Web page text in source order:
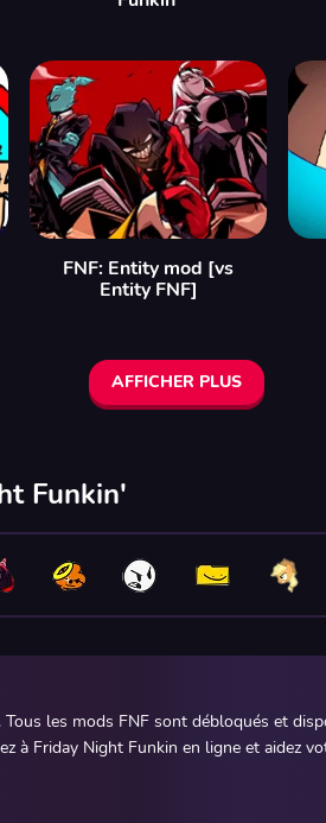
FNF: Entity mod [vs
Entity FNF]
AFFICHER PLUS
Funkin'
les mods FNF sont débloqués et
à Friday Night Funkin en ligne et aidez